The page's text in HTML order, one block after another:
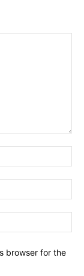
browser for the